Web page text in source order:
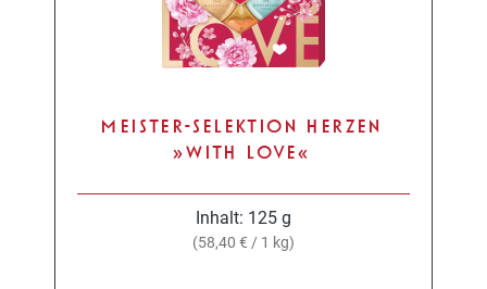
MEISTER-SELEKTION HERZEN
»WITH LOVE«
Inhalt: 125 g
(58,40 € / 1 kg)